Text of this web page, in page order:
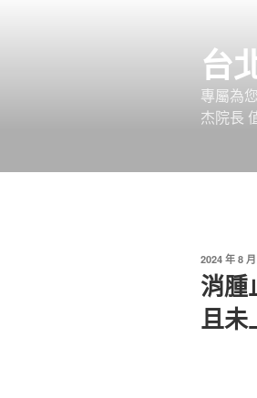
台
專屬為
杰院長
發
佈
於
2024 年 8
消腫
且未